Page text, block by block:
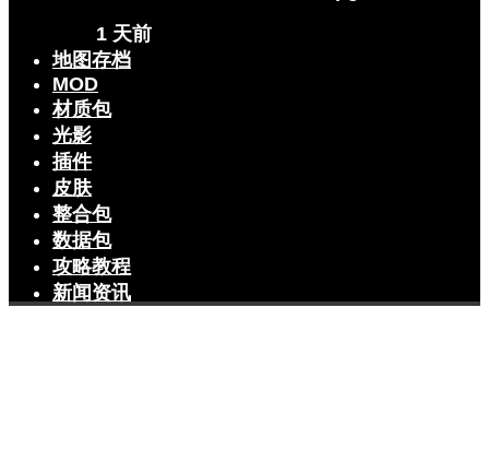
1 天前
地图存档
MOD
材质包
光影
插件
皮肤
整合包
数据包
攻略教程
新闻资讯